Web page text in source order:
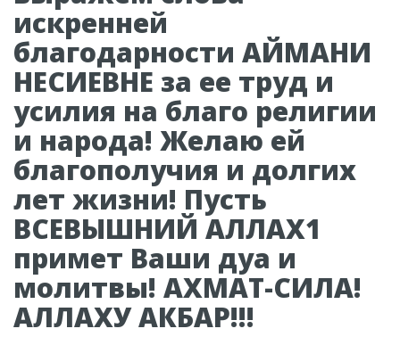
искренней
благодарности АЙМАНИ
НЕСИЕВНЕ за ее труд и
усилия на благо религии
и народа! Желаю ей
благополучия и долгих
лет жизни! Пусть
ВСЕВЫШНИЙ АЛЛАХ1
примет Ваши дуа и
молитвы! АХМАТ-СИЛА!
АЛЛАХУ АКБАР!!!